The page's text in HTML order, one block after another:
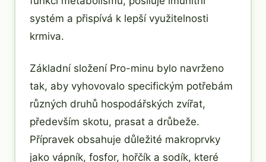
systém a přispívá k lepší využitelnosti
krmiva.
Základní složení Pro-minu bylo navrženo
tak, aby vyhovovalo specifickým potřebám
různých druhů hospodářských zvířat,
především skotu, prasat a drůbeže.
Přípravek obsahuje důležité makroprvky
jako vápník, fosfor, hořčík a sodík, které